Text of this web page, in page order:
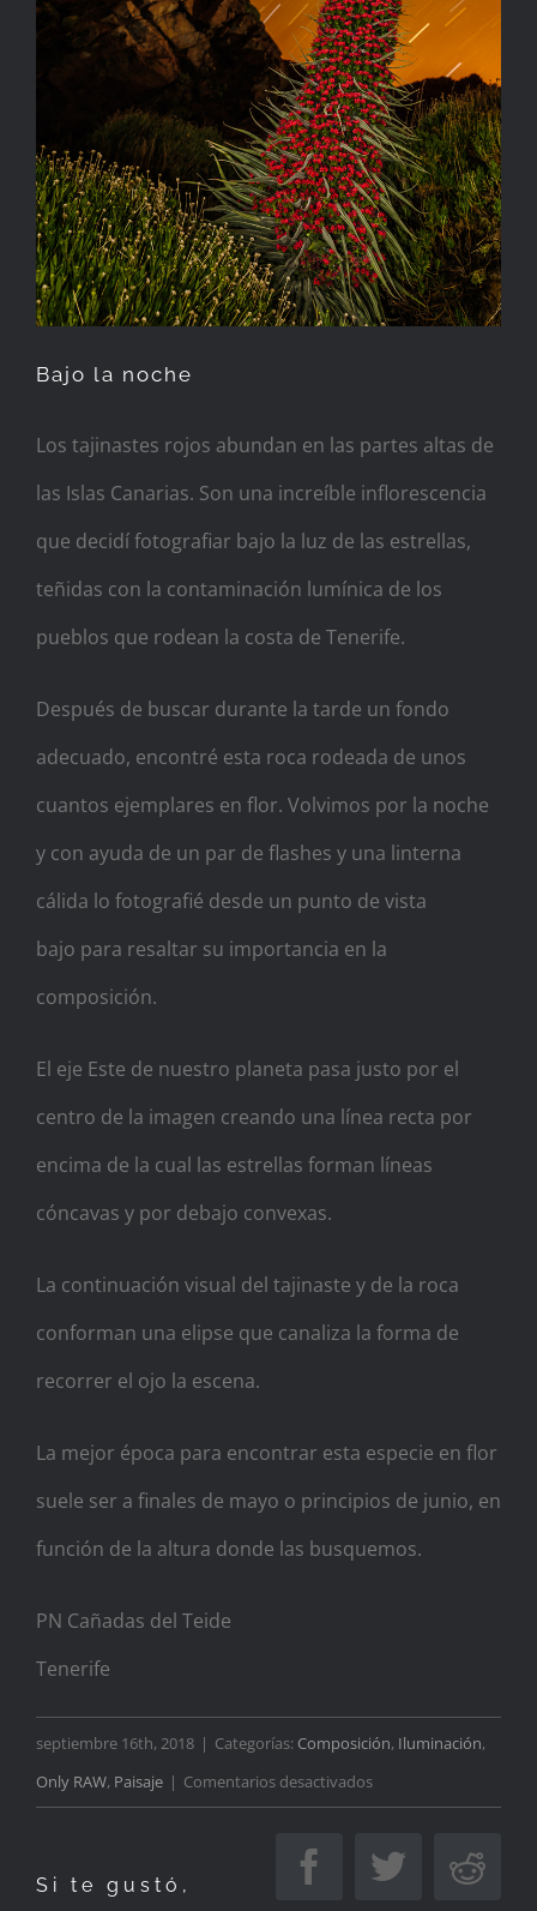
Bajo la noche
Los tajinastes rojos abundan en las partes altas de
las Islas Canarias. Son una increíble inflorescencia
que decidí fotografiar bajo la luz de las estrellas,
teñidas con la contaminación lumínica de los
pueblos que rodean la costa de Tenerife.
Después de buscar durante la tarde un fondo
adecuado, encontré esta roca rodeada de unos
cuantos ejemplares en flor. Volvimos por la noche
y con ayuda de un par de flashes y una linterna
cálida lo fotografié desde un punto de vista
bajo para resaltar su importancia en la
composición.
El eje Este de nuestro planeta pasa justo por el
centro de la imagen creando una línea recta por
encima de la cual las estrellas forman líneas
cóncavas y por debajo convexas.
La continuación visual del tajinaste y de la roca
conforman una elipse que canaliza la forma de
recorrer el ojo la escena.
La mejor época para encontrar esta especie en flor
suele ser a finales de mayo o principios de junio, en
función de la altura donde las busquemos.
PN Cañadas del Teide
Tenerife
septiembre 16th, 2018 | Categorías: Composición, Iluminación,
Only RAW, Paisaje | Comentarios desactivadosen
la
Si te gustó,
FacebookTwitter